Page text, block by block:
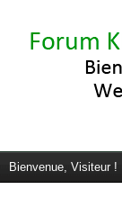
Bienvenue, Visiteur !